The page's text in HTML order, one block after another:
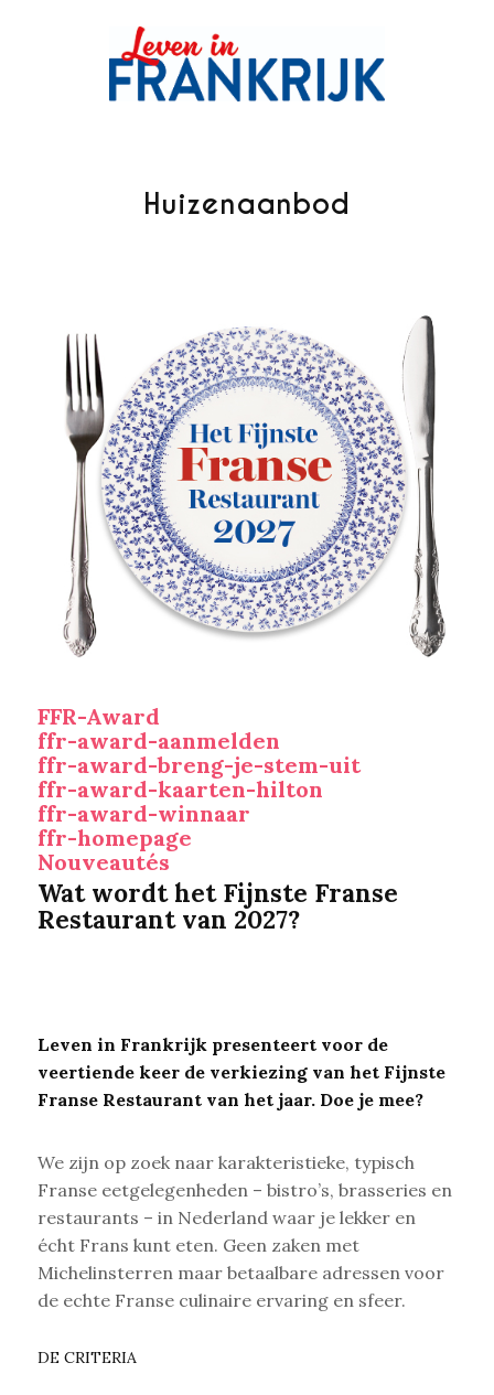
Huizenaanbod
FFR-Award
ffr-award-aanmelden
ffr-award-breng-je-stem-uit
ffr-award-kaarten-hilton
ffr-award-winnaar
ffr-homepage
Nouveautés
Wat wordt het Fijnste Franse
Restaurant van 2027?
Leven in Frankrijk presenteert voor de
veertiende keer de verkiezing van het Fijnste
Franse Restaurant van het jaar. Doe je mee?
We zijn op zoek naar karakteristieke, typisch
Franse eetgelegenheden – bistro’s, brasseries en
restaurants – in Nederland waar je lekker en
écht Frans kunt eten. Geen zaken met
Michelinsterren maar betaalbare adressen voor
de echte Franse culinaire ervaring en sfeer.
DE CRITERIA